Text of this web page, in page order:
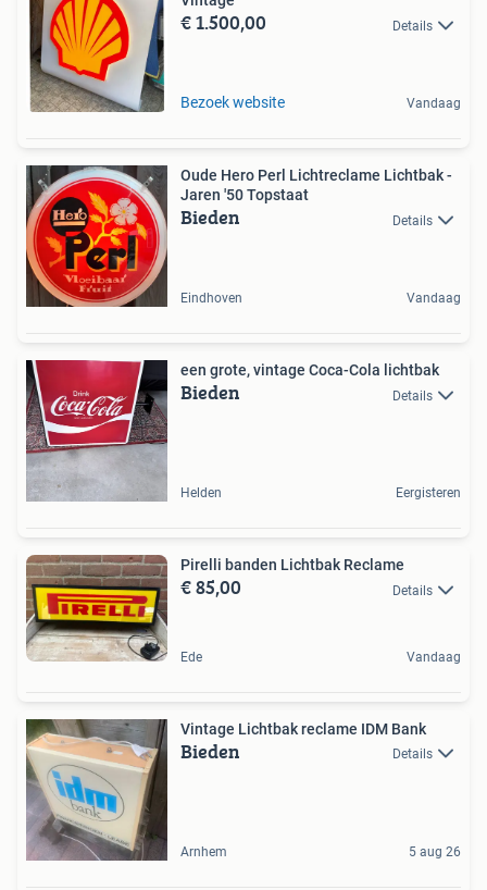
€ 1.500,00 Details
Bezoek website Vandaag
Oude Hero Perl Lichtreclame Lichtbak -
Jaren '50 Topstaat
Bieden Details
Eindhoven Vandaag
een grote, vintage Coca-Cola lichtbak
Bieden Details
Helden Eergisteren
Pirelli banden Lichtbak Reclame
€ 85,00 Details
Ede Vandaag
Vintage Lichtbak reclame IDM Bank
Bieden Details
Arnhem 5 aug 26